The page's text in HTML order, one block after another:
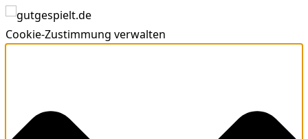
Cookie-Zustimmung verwalten